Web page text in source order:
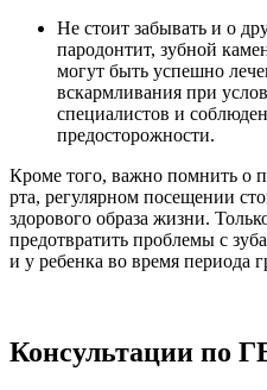
Не стоит забывать и о
пародонтит, зубной
могут быть успешно
вскармливания при
специалистов и
предосторожности.
Кроме того, важно помнить о
рта, регулярном посещении
здорового образа жизни.
предотвратить проблемы с
и у ребенка во время периода
Консультации по